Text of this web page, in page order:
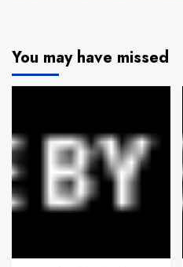
You may have missed